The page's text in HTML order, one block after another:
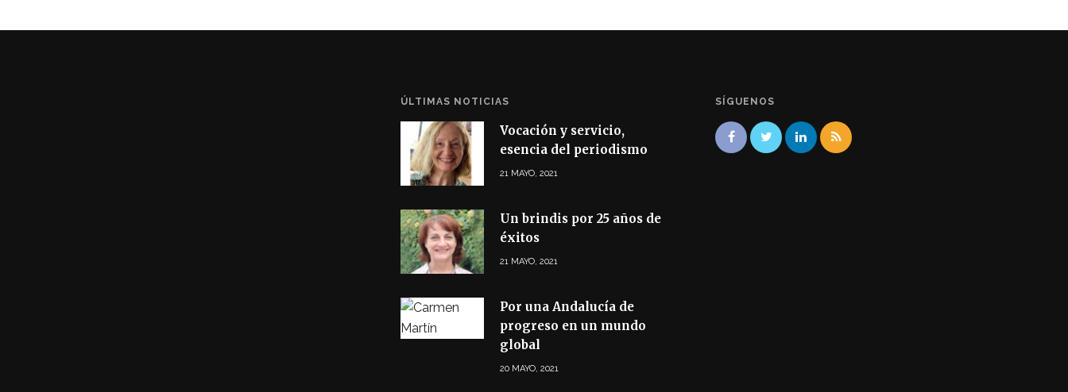
ÚLTIMAS NOTICIAS
Vocación y servicio,
esencia del periodismo
21 MAYO, 2021
Un brindis por 25 años de
éxitos
21 MAYO, 2021
Por una Andalucía de
progreso en un mundo
global
20 MAYO, 2021
SÍGUENOS